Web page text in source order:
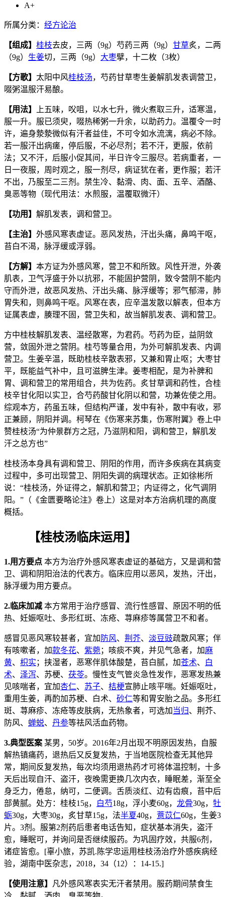
A+
所属分类： 经方论治
【组成】 桂枝去皮，三两（9g）芍药三两（9g） 甘草炙，二两
（9g） 生姜切，三两（9g） 大枣擘，十二枚（3枚）
【方歌】 太阳中风桂枝汤，芍药甘草枣生姜解肌发表调营卫，
啜粥温服汗易酿。
【用法】
上五味，㕮咀，以水七升，微火煮取三升，适寒温，
服一升。服已须臾，啜热稀粥一升余，以助药力。温覆令一时
许，遍身漐漐微似有汗者益佳，不可令如水流漓，病必不除。
若一服汗出病瘥，停后服，不必尽剂；若不汗，更服，依前
法；又不汗，后服小促其间，半日许令三服尽。若病重者，一
日一夜服，周时观之，服一剂尽，病证犹在者，更作服；若汗
不出，乃服至二三剂。禁生冷、黏滑、肉、面、五辛、酒酪、
臭恶等物（现代用法：水煎服，温覆取微汗）
【功用】 解肌发表，调和营卫。
【主治】 外感风寒表虚证。恶风发热，汗出头痛，鼻鸣干呕，
苔白不渴，脉浮缓或浮弱。
【方解】 本方证为外感风寒，营卫不和所致。风性开泄，外袭
肌表，卫气浮盛于外以抗邪，不能固护营阴，致令营阴不能内
守而外泄，故恶风发热、汗出头痛、脉浮缓等；邪气郁滞，肺
胃失和，则鼻鸣干呕。风寒在表，应辛温发散以解表，但本方
证属表虚，腠理不固，营卫失和，故当解肌发表、调和营卫。
方中桂枝解肌发表、温经散寒，为君药。芍药为臣，益阴敛
营，敛固外泄之营阴。桂芍等量合用，为外可解肌发表、内调
营卫。生姜辛温，既助桂枝辛散表邪，又兼和胃止呕；大枣甘
平，既能益气补中，且可滋脾生津。姜枣相配，是为补脾和
胃、调和营卫的常用组合，共为佐药。炙甘草调和药性，合桂
枝辛甘化阳以实卫，合芍药酸甘化阴以和营，功兼佐使之用。
综观本方，药虽五味，但结构严谨，发中有补，散中有收，邪
正兼顾，阴阳并调。柯琴在《伤寒来苏集，伤寒附翼》卷上中
赞桂枝汤“为仲景群方之冠，乃滋阴和阳，调和营卫，解肌发
汗之总方也”
桂枝汤本身具有调和营卫、阴阳的作用，而许多疾病在其病变
过程中，多可出现营卫、阴阳失调的病理状态。正如徐彬所
说：“桂枝汤，外证得之，解肌和营卫；内证得之，化气调阴
阳。”（《金匮要略论注》卷上）这是对本方治病机理的高度
概括。
【桂枝汤临床运用】
1.用方要点 本方为治疗外感风寒表虚证的基础方，又是调和营
卫、调和阴阳治法的代表方。临床应用以恶风，发热，汗出，
脉浮缓为用方要点。
2.临床加减本方常用于治疗感冒、流行性感冒、原因不明的低
热、妊娠呕吐、多形红斑、冻疮、荨麻疹等属营卫不和者。
感冒见恶风寒较甚者，宜加 防风、 荆芥、 淡豆豉疏散风寒；伴
有咳嗽者，加款冬花、 紫菀 ；咳痰不爽，并见气急者，加麻
黄、 枳实 ；挟湿者，恶寒伴肌体酸楚，苔白腻，加苍术、
白
术、 泽泻、苏梗、 茯苓。慢性支气管炎急性发作，恶寒发热兼
见咳喘者，宜加杏仁、 苏子、 桔梗宣肺止咳平喘。妊娠呕吐，
重用生姜，再酌加苏梗、白术、 砂仁等和胃安胎之品。多形红
斑、荨麻疹、冻疮等皮肤病，无热象者，可选加 当归、荆芥、
防风、 蝉蜕、 丹参等祛风活血药物。
3.典型医案 某男，50岁。2016年2月出现不明原因发热，自服
解热镇痛药，退热后又反复发热，于当地医院检查无其他异
常，期间反复发热，每次均须用退热药才可将体温控制，十多
天后出现自汗、盗汗，夜晚需更换几次内衣，睡眠差，渐至全
身乏力，倦怠，纳可，二便调。舌质淡红、边有齿痕，苔中后
部黄腻。处方：桂枝15g，
白芍18g，浮小麦60g， 龙骨30g， 牡
蛎30g，大枣30g，炙甘草15g，法半夏40g， 薏苡仁60g，生姜3
片。3剂。服第2剂药后患者电话告知，症状基本消失，盗汗
愈，睡眠可，并询问是否继续服药。为巩固疗效，共服6剂，
诸症皆愈。[辜小旅，苏凯.陈学忠运用桂枝汤治疗外感疾病经
验，湖南中医杂志，2018，34（12）：14-15.]
【使用注意】
凡外感风寒表实无汗者禁用。服药期间禁食生